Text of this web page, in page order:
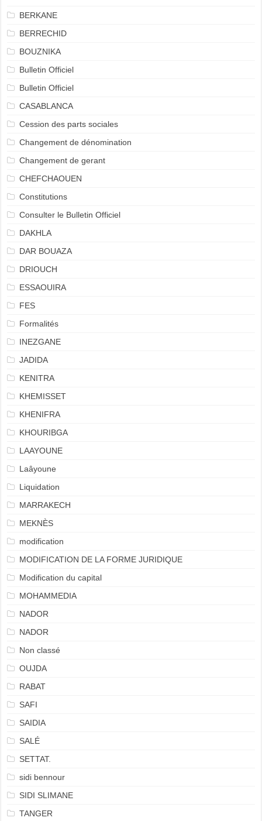
BERKANE
BERRECHID
BOUZNIKA
Bulletin Officiel
Bulletin Officiel
CASABLANCA
Cession des parts sociales
Changement de dénomination
Changement de gerant
CHEFCHAOUEN
Constitutions
Consulter le Bulletin Officiel
DAKHLA
DAR BOUAZA
DRIOUCH
ESSAOUIRA
FES
Formalités
INEZGANE
JADIDA
KENITRA
KHEMISSET
KHENIFRA
KHOURIBGA
LAAYOUNE
Laâyoune
Liquidation
MARRAKECH
MEKNÈS
modification
MODIFICATION DE LA FORME JURIDIQUE
Modification du capital
MOHAMMEDIA
NADOR
NADOR
Non classé
OUJDA
RABAT
SAFI
SAIDIA
SALÉ
SETTAT.
sidi bennour
SIDI SLIMANE
TANGER